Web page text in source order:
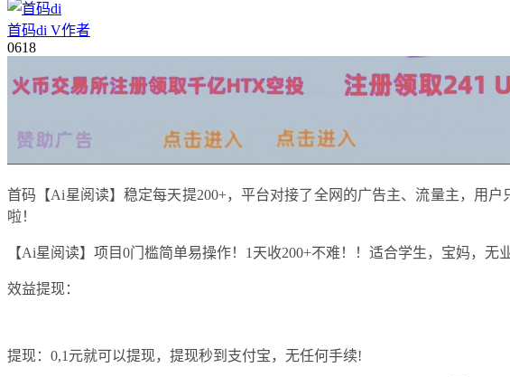
首码di V作者
0618
首码【Ai星阅读】稳定每天提200+，平台对接了全网的广告主、流量主，用
啦！
【Ai星阅读】项目0门槛简单易操作！1天收200+不难！！适合学生，宝妈，
效益提现：
提现：0,1元就可以提现，提现秒到支付宝，无任何手续!